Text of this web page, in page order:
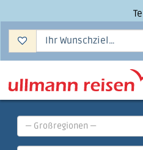
— Großregionen —